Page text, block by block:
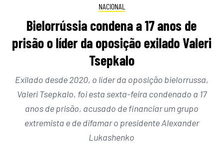
NACIONAL
Bielorrússia condena a 17 anos de
prisão o líder da oposição exilado Valeri
Tsepkalo
Exilado desde 2020, o líder da oposição bielorrussa,
Valeri Tsepkalo, foi esta sexta-feira condenado a 17
anos de prisão, acusado de financiar um grupo
extremista e de difamar o presidente Alexander
Lukashenko